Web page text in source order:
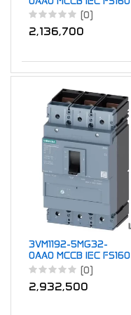
16A 3P 25KA TM
(0)
2,136,700
3VM1192-5MG32-
0AA0 MCCB IEC FS160
12 5A 3P 55KA TM FM
(0)
2,932,500